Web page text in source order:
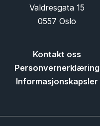
Valdresgata 15
0557 Oslo
Kontakt oss
Personvernerklæring
Informasjonskapsler